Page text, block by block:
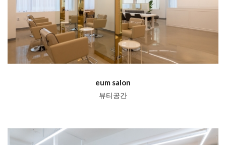
eum salon
뷰티공간